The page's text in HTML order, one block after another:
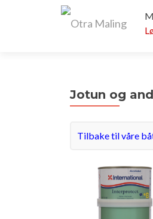
Jotun og
Tilbake til våre